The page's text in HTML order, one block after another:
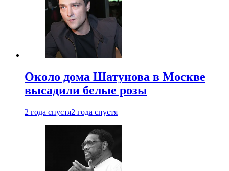
Около дома Шатунова в Москве
высадили белые розы
2 года спустя2 года спустя